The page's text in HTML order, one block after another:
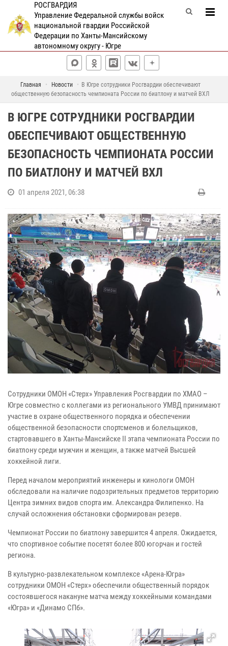
РОСГВАРДИЯ
Управление Федеральной службы войск
национальной гвардии Российской
Федерации по Ханты-Мансийскому
автономному округу - Югре
Главная Новости
В Югре сотрудники Росгвардии обеспечивают
общественную безопасность чемпионата России по биатлону и матчей ВХЛ
В ЮГРЕ СОТРУДНИКИ РОСГВАРДИИ
ОБЕСПЕЧИВАЮТ ОБЩЕСТВЕННУЮ
БЕЗОПАСНОСТЬ ЧЕМПИОНАТА РОССИИ
ПО БИАТЛОНУ И МАТЧЕЙ ВХЛ
01 апреля 2021, 06:38
Сотрудники ОМОН «Стерх» Управления Росгвардии по ХМАО –
Югре совместно с коллегами из регионального УМВД принимают
участие в охране общественного порядка и обеспечении
общественной безопасности спортсменов и болельщиков,
стартовавшего в Ханты-Мансийске II этапа чемпионата России по
биатлону среди мужчин и женщин, а также матчей Высшей
хоккейной лиги.
Перед началом мероприятий инженеры и кинологи ОМОН
обследовали на наличие подозрительных предметов территорию
Центра зимних видов спорта им. Александра Филипенко. На
случай осложнения обстановки сформирован резерв.
Чемпионат России по биатлону завершится 4 апреля. Ожидается,
что спортивное событие посетят более 800 югорчан и гостей
региона.
В культурно-развлекательном комплексе «Арена-Югра»
сотрудники ОМОН «Стерх» обеспечили общественный порядок
состоявшегося накануне матча между хоккейными командами
«Югра» и «Динамо СПб».